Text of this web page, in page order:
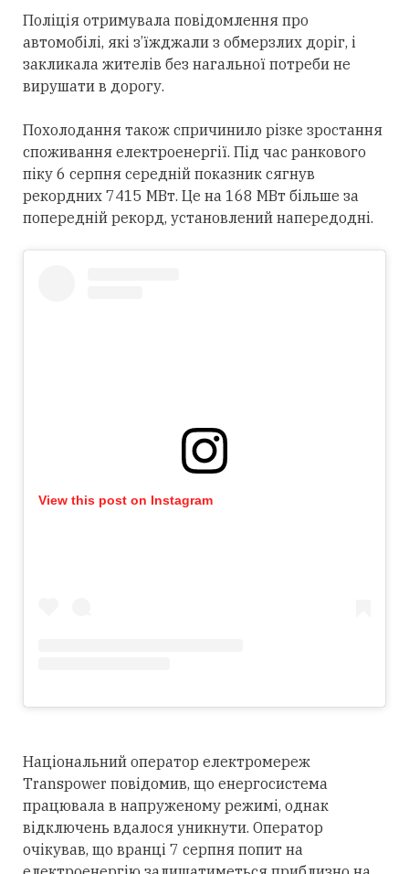
Поліція отримувала повідомлення про
автомобілі, які з’їжджали з обмерзлих доріг, і
закликала жителів без нагальної потреби не
вирушати в дорогу.
Похолодання також спричинило різке зростання
споживання електроенергії. Під час ранкового
піку 6 серпня середній показник сягнув
рекордних 7415 МВт. Це на 168 МВт більше за
попередній рекорд, установлений напередодні.
View this post on Instagram
Національний оператор електромереж
Transpower повідомив, що енергосистема
працювала в напруженому режимі, однак
відключень вдалося уникнути. Оператор
очікував, що вранці 7 серпня попит на